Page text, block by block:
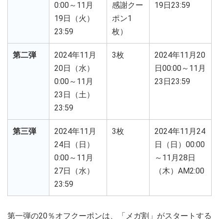
0:00～11月
19日（火）
23:59
感謝クー
ポン1
枚）
19日23:59
第二弾
2024年11月
20日（水）
0:00～11月
23日（土）
23:59
3枚
2024年11月20
日00:00～11月
23日23:59
第三弾
2024年11月
24日（日）
0:00～11月
27日（水）
23:59
3枚
2024年11月24
日（日）00:00
～11月28日
（木）AM2:00
第一弾の20％オフクーポンは、「メガ割」がスタートする